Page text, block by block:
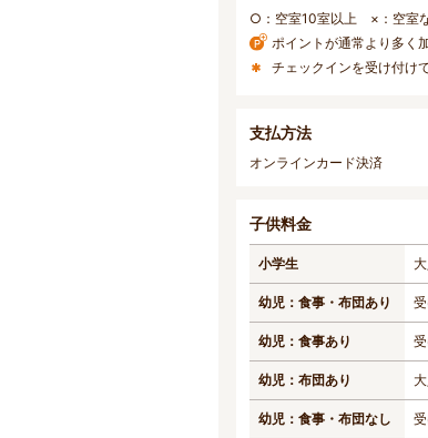
○：空室10室以上 ×：空室
ポイントが通常より多く
チェックインを受け付け
支払方法
オンラインカード決済
子供料金
小学生
幼児：食事・布団あり
幼児：食事あり
幼児：布団あり
幼児：食事・布団なし